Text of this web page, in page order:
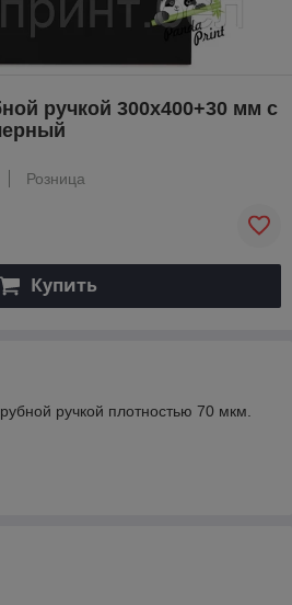
ручкой 300х400+30 мм с
Розница
Купить
ручкой плотностью 70 мкм.